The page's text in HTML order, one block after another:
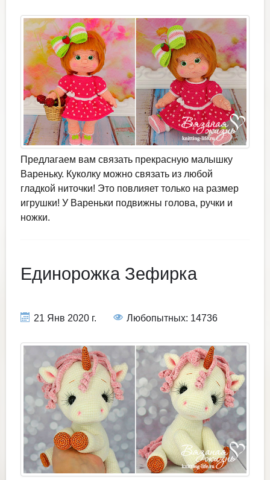
Предлагаем вам связать прекрасную малышку
Вареньку. Куколку можно связать из любой
гладкой ниточки! Это повлияет только на размер
игрушки! У Вареньки подвижны голова, ручки и
ножки.
Единорожка Зефирка
21 Янв 2020 г. Любопытных: 14736